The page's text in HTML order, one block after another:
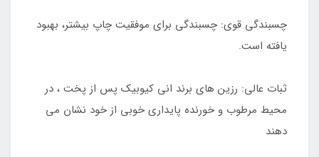
چسبندگی قوی: چسبندگی برای موفقیت چاپ بیشتر، بهبود
یافته است.
ثبات عالی: رزین های برند انی کیوبیک پس از پخت ، در
محیط مرطوب و خورنده پایداری خوبی از خود نشان می
دهند